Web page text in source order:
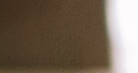
Individuelle
einem Kostenvoranschlag.